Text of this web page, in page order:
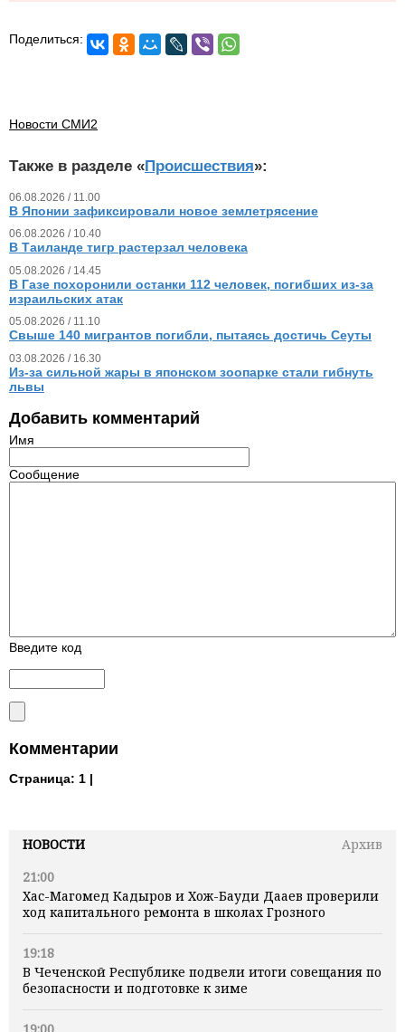
НОВОСТИ
Архив
21:00
Хас-Магомед Кадыров и Хож-Бауди Дааев проверили
ход капитального ремонта в школах Грозного
19:18
В Чеченской Республике подвели итоги совещания по
безопасности и подготовке к зиме
Поделиться:
Новости СМИ2
Также в разделе «Происшествия»:
06.08.2026 / 11.00
В Японии зафиксировали новое землетрясение
06.08.2026 / 10.40
В Таиланде тигр растерзал человека
05.08.2026 / 14.45
В Газе похоронили останки 112 человек, погибших из‑за
израильских атак
05.08.2026 / 11.10
Свыше 140 мигрантов погибли, пытаясь достичь Сеуты
03.08.2026 / 16.30
Из‑за сильной жары в японском зоопарке стали гибнуть
львы
Добавить комментарий
Имя
Сообщение
Введите код
Комментарии
Страница: 1 |